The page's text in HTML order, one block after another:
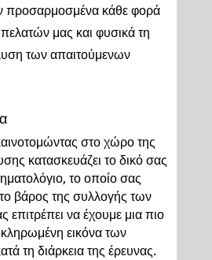
προσαρμοσμένα κάθε φορά
μας και φυσικά τη
των απαιτούμενων
στο χώρο της
κατασκευάζει το δικό σας
το οποίο σας
βάρος της συλλογής των
επιτρέπει να έχουμε μια πιο
εικόνα των
τη διάρκεια της έρευνας.